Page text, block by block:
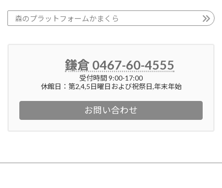
森のプラットフォームかまくら
鎌倉 0467-60-4555
受付時間 9:00-17:00
休館日：第2,4,5日曜日および祝祭日,年末年始
お問い合わせ